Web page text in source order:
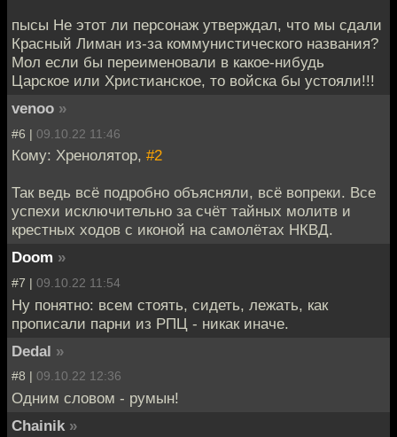
пысы Не этот ли персонаж утверждал, что мы сдали
Красный Лиман из-за коммунистического названия?
Мол если бы переименовали в какое-нибудь
Царское или Христианское, то войска бы устояли!!!
venoo »
#6 | 09.10.22 11:46
Кому: Хренолятор, #2
Так ведь всё подробно объясняли, всё вопреки. Все
успехи исключительно за счёт тайных молитв и
крестных ходов с иконой на самолётах НКВД.
Doom »
#7 | 09.10.22 11:54
Ну понятно: всем стоять, сидеть, лежать, как
прописали парни из РПЦ - никак иначе.
Dedal »
#8 | 09.10.22 12:36
Одним словом - румын!
Chainik »